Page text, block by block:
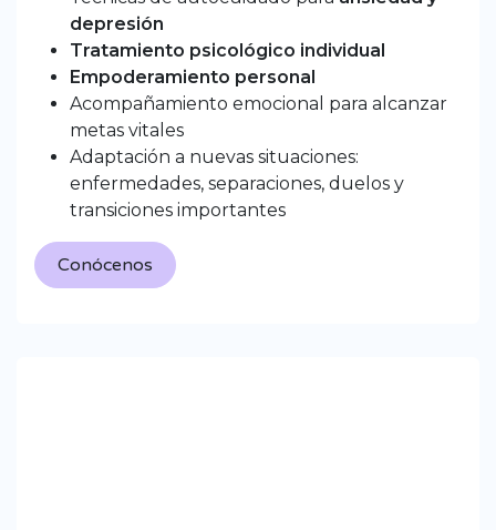
depresión
Tratamiento psicológico individual
Empoderamiento personal
Acompañamiento emocional para alcanzar
metas vitales
Adaptación a nuevas situaciones:
enfermedades, separaciones, duelos y
transiciones importantes
Conócenos